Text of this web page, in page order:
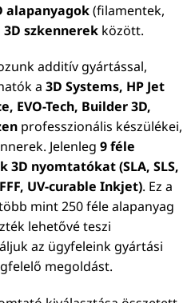
alapanyagok(filamentek,
3D szkennerek között.
additív gyártással,
a 3D Systems, HP Jet
EVO-Tech, Builder 3D,
professzionális készülékei,
Jelenleg 9 féle
nyomtatókat (SLA, SLS,
FFF, UV-curable Inkjet). Ez a
mint 250 féle alapanyag
lehetővé teszi
az ügyfeleink gyártási
megoldást.